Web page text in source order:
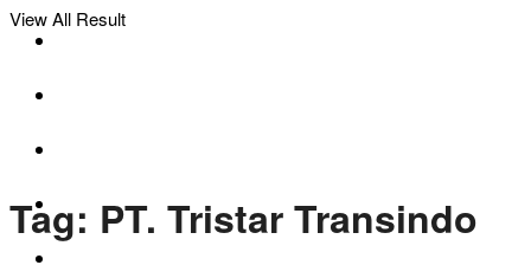
Bikers Cars
View All Result
Tag: PT. Tristar Transindo